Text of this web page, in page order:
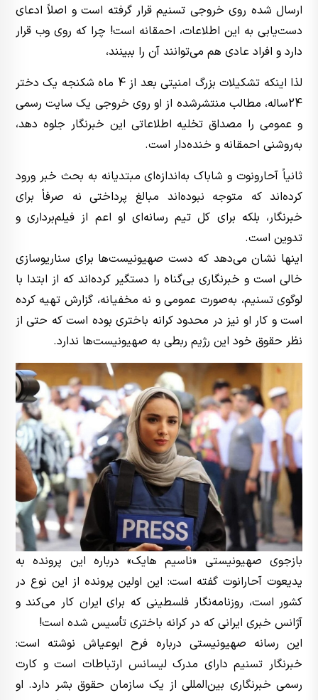
ارسال شده روی خروجی تسنیم قرار گرفته است و اصلاً ادعای
دست‌یابی به این اطلاعات، احمقانه است! چرا که روی وب قرار
دارد و افراد عادی هم می‌توانند آن را ببینند،
لذا اینکه تشکیلات بزرگ امنیتی بعد از 4 ماه شکنجه یک دختر
24ساله، مطالب منتشرشده از او روی خروجی یک سایت رسمی
و عمومی را مصداق تخلیه اطلاعاتی این خبرنگار جلوه دهد،
به‌روشنی احمقانه و خنده‌دار است.
ثانیاً آحارونوت و شاباک به‌اندازه‌ای مبتدیانه به بحث خبر ورود
کرده‌اند که متوجه نبوده‌اند مبالغ پرداختی نه صرفاً برای
خبرنگار، بلکه برای کل تیم رسانه‌ای او اعم از فیلم‌برداری و
تدوین است.
اینها نشان می‌دهد که دست صهیونیست‌ها برای سناریوسازی
خالی است و خبرنگاری بی‌گناه را دستگیر کرده‌اند که از ابتدا با
لوگوی تسنیم، به‌صورت عمومی و نه مخفیانه، گزارش تهیه کرده
است و کار او نیز در محدود کرانه باختری بوده است که حتی از
نظر حقوق خود این رژیم ربطی به صهیونیست‌ها ندارد.
بازجوی صهیونیستی «ناسیم هایک» درباره این پرونده به
یدیعوت آحارانوت گفته است: این اولین پرونده از این نوع در
کشور است، روزنامه‌نگار فلسطینی که برای ایران کار می‌کند و
آژانس خبری ایرانی که در کرانه باختری تأسیس شده است!
این رسانه صهیونیستی درباره فرح ابوعیاش نوشته است:
خبرنگار تسنیم دارای مدرک لیسانس ارتباطات است و کارت
رسمی خبرنگاری بین‌المللی از یک سازمان حقوق بشر دارد. او